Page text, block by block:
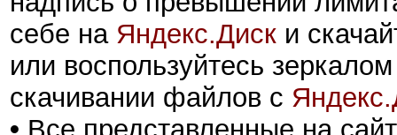
себе на Яндекс.Диск и
или воспользуйтесь
скачивании файлов с